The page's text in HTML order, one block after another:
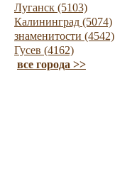
Луганск (5103)
Калининград (5074)
знаменитости (4542)
Гусев (4162)
все города >>